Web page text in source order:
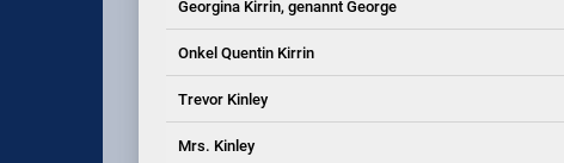
Georgina Kirrin, genannt George
Onkel Quentin Kirrin
Trevor Kinley
Mrs. Kinley